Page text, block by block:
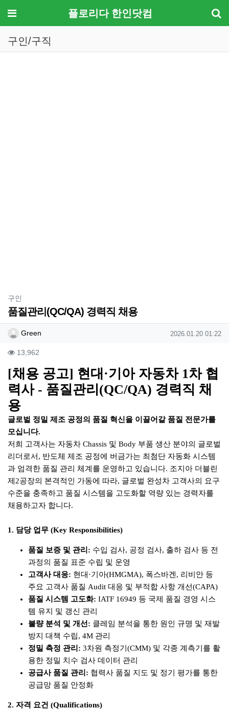
메뉴 플로리다 한인닷컴
구인/구직
구인
품질관리(QC/QA) 경력직 채용
작성자 정보
Green 작성일
2026.01.20 01:22
컨텐츠 정보
13,962
본문
[채용 공고] 현대·기아 자동차 1차 협
력사 - 품질관리(QC/QA) 경력직 채
용
글로벌 정밀 제조 공정의 품질 혁신을 이끌어갈 품질 전문가를
모십니다.
저희 고객사는 자동차 Chassis 및 Body 부품 생산 분야의 글로벌
리더로서, 반도체 제조 공정에 버금가는 최첨단 자동화 시스템
과 엄격한 품질 관리 체계를 운영하고 있습니다. 조지아 더블린
제2공장의 본격적인 가동에 따라, 글로벌 완성차 고객사의 요구
수준을 충족하고 품질 시스템을 고도화할 역량 있는 경력자를
채용하고자 합니다.
1. 담당 업무 (Key Responsibilities)
품질 보증 및 관리: 수입 검사, 공정 검사, 출하 검사 등 전
과정의 품질 표준 수립 및 운영
고객사 대응: 현대·기아(HMGMA), 폭스바겐, 리비안 등
주요 고객사 품질 Audit 대응 및 부적합 사항 개선(CAPA)
품질 시스템 고도화: IATF 16949 등 국제 품질 경영 시스
템 유지 및 갱신 관리
불량 분석 및 개선: 클레임 분석을 통한 원인 규명 및 재발
방지 대책 수립, 4M 관리
정밀 측정 관리: 3차원 측정기(CMM) 및 각종 계측기를 활
용한 정밀 치수 검사 데이터 관리
공급사 품질 관리: 협력사 품질 지도 및 정기 평가를 통한
공급망 품질 안정화
2. 자격 요건 (Qualifications)